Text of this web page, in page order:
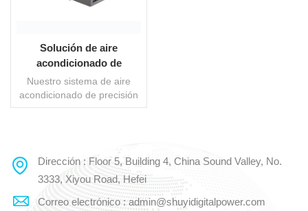
Solución de aire
acondicionado de
precisión para montaje en
rack, lista para centros de
datos.
Nuestro sistema de aire
acondicionado de precisión
para montaje en rack es
refrigeración de centros de
datos y salas de servidores
con precisión, eficiencia y
fiabilidad. Esta unidad de
LEE MAS
Dirección : Floor 5, Building 4, China Sound Valley, No.
3333, Xiyou Road, Hefei
Correo electrónico : admin@shuyidigitalpower.com